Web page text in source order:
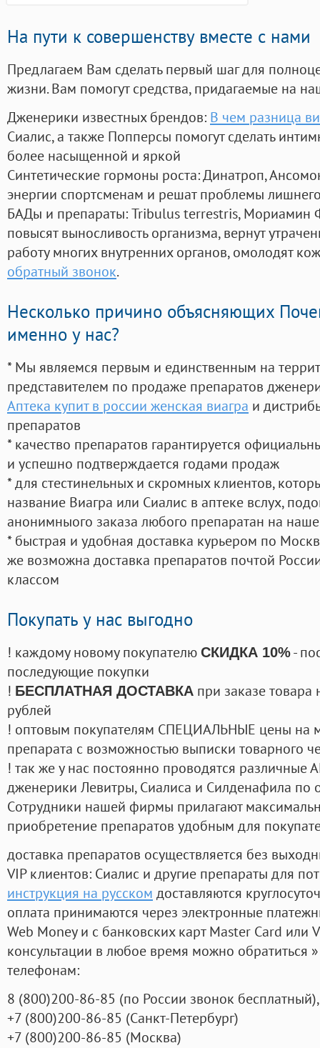
На пути к совершенству вместе с нами
Предлагаем Вам сделать первый шаг для
жизни. Вам помогут средства, придагаемые на
Дженерики известных брендов: В чем разница
Сиалис, а также Попперсы помогут сделать
более насыщенной и яркой
Синтетические гормоны роста: Динатроп,
энергии спортсменам и решат проблемы
БАДы и препараты:Tribulus terrestris, Мориамин
повысят выносливость организма, вернут
работу многих внутренних органов, омолодят
обратный звонок.
Несколько причино объясняющих
именно у нас?
* Мы являемся первым и единственным на
представителем по продаже препаратов
Аптека купит в россии женская виагра и
препаратов
* качество препаратов гарантируется
и успешно подтверждается годами продаж
* для стестинельных и скромных клиентов,
название Виагра или Сиалис в аптеке вслух,
анонимныого заказа любого препаратан на
* быстрая и удобная доставка курьером по
же возможна доставка препаратов почтой
классом
Покупать у нас выгодно
! каждому новому покупателю СКИДКА 10%-
последующие покупки
! БЕСПЛАТНАЯ ДОСТАВКА при заказе
рублей
! оптовым покупателям СПЕЦИАЛЬНЫЕ цены на
препарата с возможностью выписки товарного
! так же у нас постоянно проводятся
дженерики Левитры, Сиалиса и Силденафила по
Cотрудники нашей фирмы прилагают
приобретение препаратов удобным для
доставка препаратов осуществляется без
VIP клиентов: Сиалис и другие препараты для
инструкция на русском доставляются
оплата принимаются через электронные
Web Money и с банковских карт Master Card или
консультации в любое время можно обратиться
телефонам:
8 (800)200-86-85 (по России звонок бесплатный),
+7 (800)200-86-85 (Санкт-Петербург)
+7 (800)200-86-85 (Москва)